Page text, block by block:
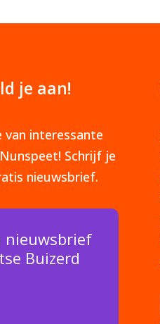
je aan!
interessante
Schrijf je
nieuwsbrief.
nieuwsbrief
Buizerd